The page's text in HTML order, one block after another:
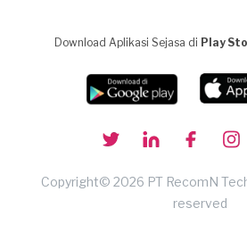
Download Aplikasi Sejasa di Play
Copyright© 2026 PT RecomN
reserved